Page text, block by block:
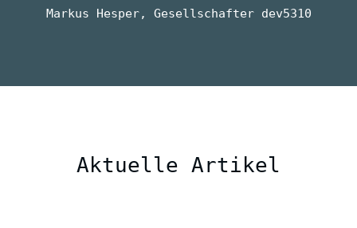
Markus Hesper, Gesellschafter dev5310
Aktuelle Artikel